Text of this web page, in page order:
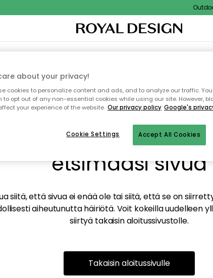
SISUSTUSTEKSTIILIT & MATOTKEITTIÖSÄILYTYS
Emme valitettavasti
etsimääsi sivua
siitä, että sivua ei enää ole tai siitä, että se on
aiheutunutta häiriötä. Voit kokeilla uudelleen
siirtyä takaisin aloitussivustolle.
Takaisin aloitussivulle
about your privacy!
cookies to personalize content and ads, and to analyze our traffic.
to opt out of any non-essential cookies while using our site. However,
your experience of the website. Our privacy policy Google's
Accept All Cookies
Cookie Settings